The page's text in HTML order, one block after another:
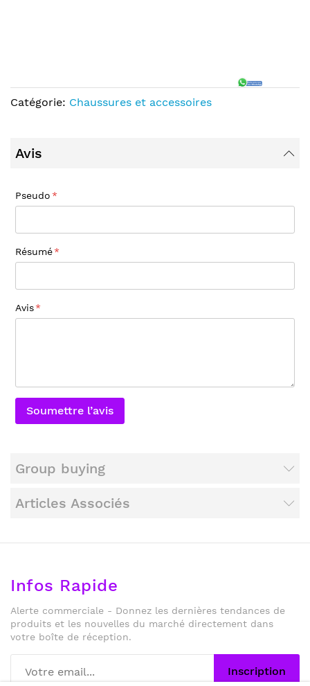
Catégorie: Chaussures et accessoires
Avis
Pseudo
Résumé
Avis
Soumettre l’avis
Group buying
Articles Associés
Infos Rapide
Alerte commerciale - Donnez les dernières tendances de
produits et les nouvelles du marché directement dans
votre boîte de réception.
Inscription